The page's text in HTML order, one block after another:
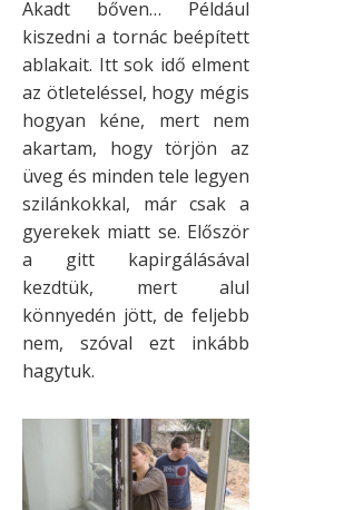
Akadt bőven… Például
kiszedni a tornác beépített
ablakait. Itt sok idő elment
az ötleteléssel, hogy mégis
hogyan kéne, mert nem
akartam, hogy törjön az
üveg és minden tele legyen
szilánkokkal, már csak a
gyerekek miatt se. Először
a gitt kapirgálásával
kezdtük, mert alul
könnyedén jött, de feljebb
nem, szóval ezt inkább
hagytuk.